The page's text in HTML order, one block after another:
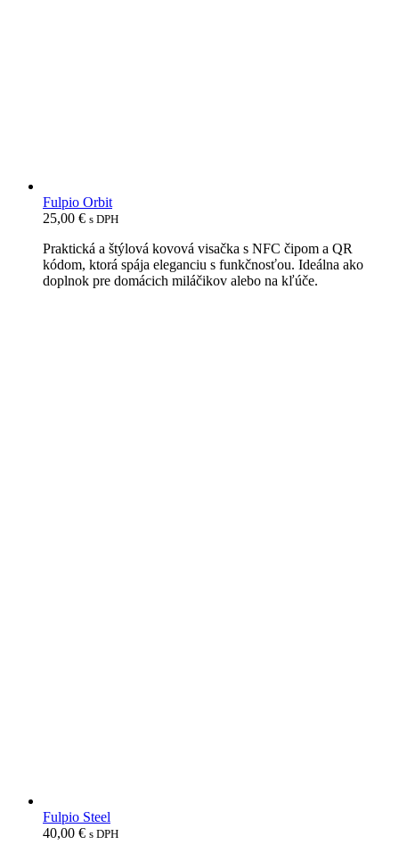
Fulpio Orbit
25,00 € s DPH
Praktická a štýlová kovová visačka s NFC čipom a QR
kódom, ktorá spája eleganciu s funkčnosťou. Ideálna ako
doplnok pre domácich miláčikov alebo na kľúče.
Fulpio Steel
40,00 € s DPH